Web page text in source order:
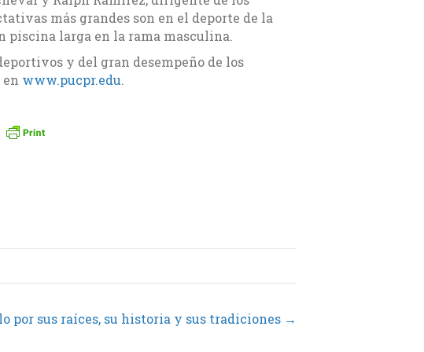
más grandes son en el deporte de la
piscina larga en la rama masculina.
y del gran desempeño de los
www.pucpr.edu.
por sus raíces, su historia y sus tradiciones →